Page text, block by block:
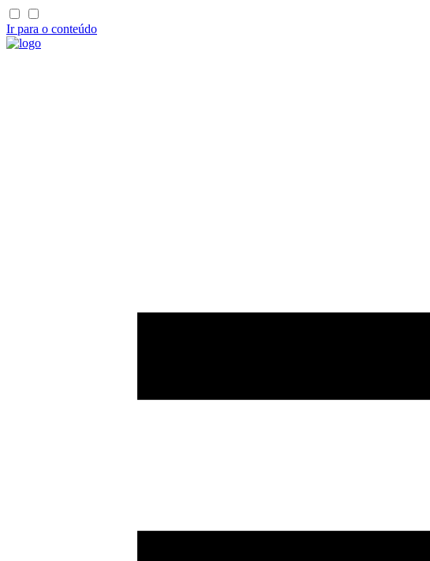
Ir para o conteúdo